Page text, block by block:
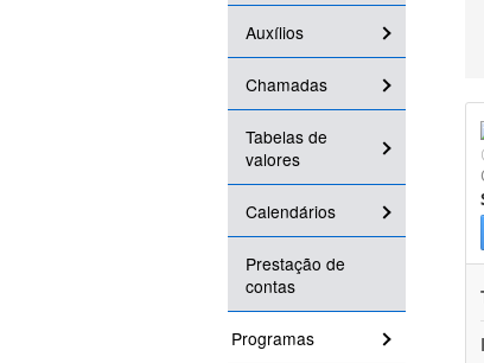
Auxílios
Chamadas
Tabelas de
valores
Calendários
Prestação de
contas
Programas